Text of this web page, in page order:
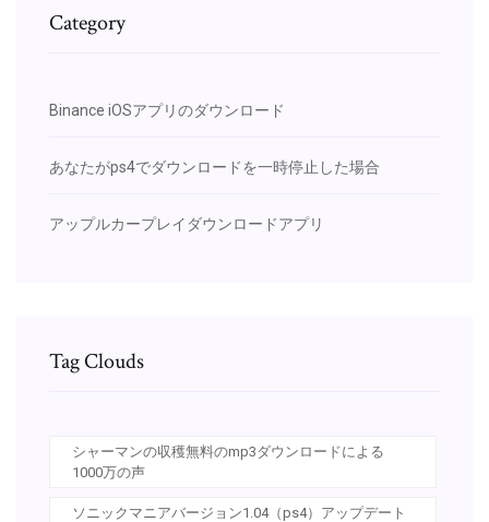
Category
Binance iOSアプリのダウンロード
あなたがps4でダウンロードを一時停止した場合
アップルカープレイダウンロードアプリ
Tag Clouds
シャーマンの収穫無料のmp3ダウンロードによる
1000万の声
ソニックマニアバージョン1.04（ps4）アップデート